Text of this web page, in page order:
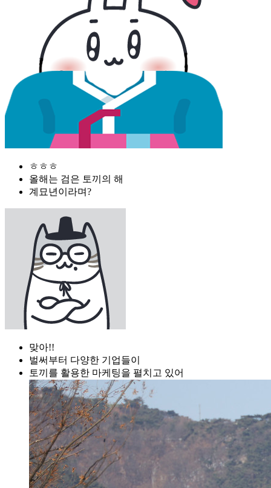
ㅎㅎㅎ
올해는 검은 토끼의 해
계묘년이라며?
맞아!!
벌써부터 다양한 기업들이
토끼를 활용한 마케팅을 펼치고 있어